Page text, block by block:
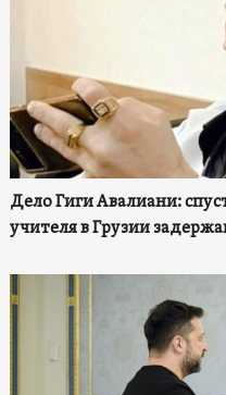
Дело Гиги Авалиани:
учителя в Грузии